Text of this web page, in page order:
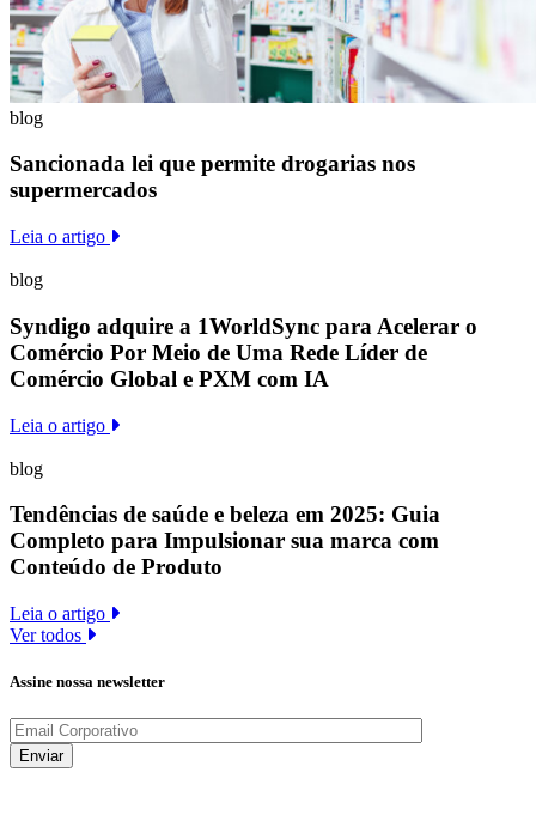
blog
Sancionada lei que permite drogarias nos
supermercados
Leia o artigo
blog
Syndigo adquire a 1WorldSync para Acelerar o
Comércio Por Meio de Uma Rede Líder de
Comércio Global e PXM com IA
Leia o artigo
blog
Tendências de saúde e beleza em 2025: Guia
Completo para Impulsionar sua marca com
Conteúdo de Produto
Leia o artigo
Ver todos
Assine nossa newsletter